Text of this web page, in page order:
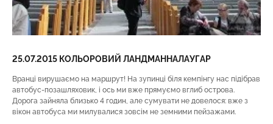
25.07.2015 КОЛЬОРОВИЙ ЛАНДМАННАЛАУГАР
Вранці вирушаємо на маршрут! На зупинці біля кемпінгу нас підібрав
автобус-позашляховик, і ось ми вже прямуємо вглиб острова.
Дорога зайняла близько 4 годин, але сумувати не довелося: вже з
вікон автобуса ми милувалися зовсім не земними пейзажами.